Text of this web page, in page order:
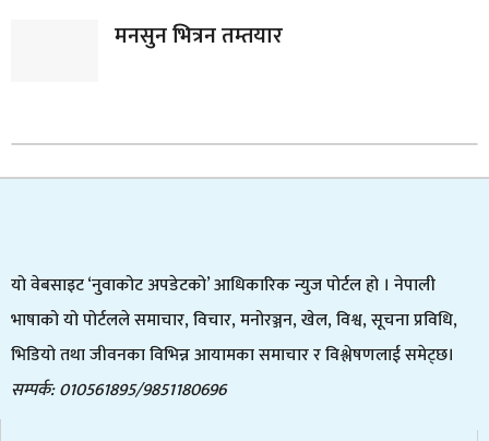
मनसुन भित्रन तम्तयार
यो वेबसाइट ‘नुवाकोट अपडेटको’ आधिकारिक न्युज पोर्टल हो । नेपाली
भाषाको यो पोर्टलले समाचार, विचार, मनोरञ्जन, खेल, विश्व, सूचना प्रविधि,
भिडियो तथा जीवनका विभिन्न आयामका समाचार र विश्लेषणलाई समेट्छ।
सम्पर्क: 010561895/9851180696